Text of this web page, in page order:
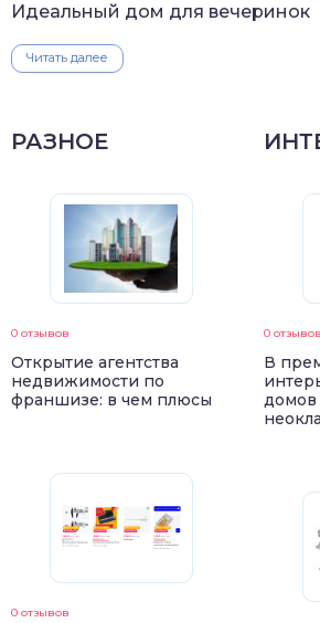
Идеальный дом для вечеринок
Читать далее
РАЗНОЕ
0 отзывов
Открытие агентства
недвижимости по
франшизе: в чем плюсы
0 отзывов
0 отзывов
В
домов